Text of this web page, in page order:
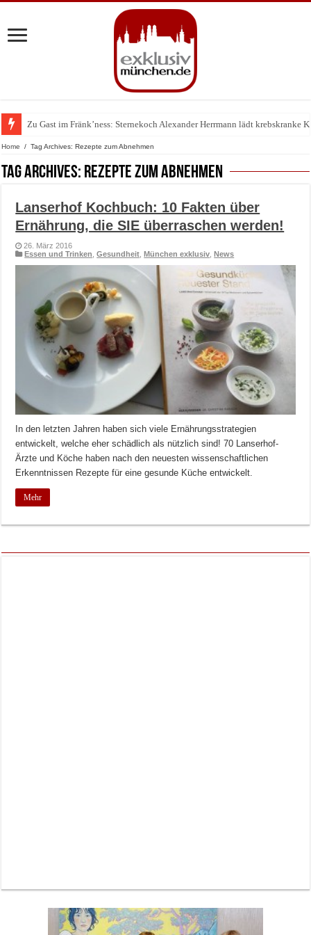
Zu Gast im Fränk’ness: Sternekoch Alexander Herrmann lädt krebskranke
Warum München gerade zum Treffpunkt der Lingerie-Branche wurde
Home / Tag Archives: Rezepte zum Abnehmen
Tag Archives: Rezepte zum Abnehmen
Lanserhof Kochbuch: 10 Fakten über
Ernährung, die SIE überraschen werden!
26. März 2016
Essen und Trinken ,Gesundheit ,München exklusiv ,News
In den letzten Jahren haben sich viele Ernährungsstrategien
entwickelt, welche eher schädlich als nützlich sind! 70 Lanserhof-
Ärzte und Köche haben nach den neuesten wissenschaftlichen
Erkenntnissen Rezepte für eine gesunde Küche entwickelt.
Mehr